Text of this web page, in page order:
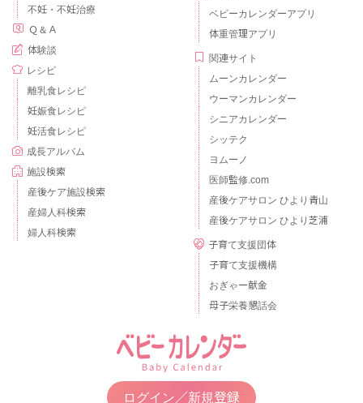
不妊・不妊治療
Ｑ＆Ａ
体験談
レシピ
離乳食レシピ
妊娠食レシピ
妊活食レシピ
成長アルバム
施設検索
産後ケア施設検索
産婦人科検索
婦人科検索
ベビーカレンダーアプリ
体重管理アプリ
関連サイト
ムーンカレンダー
ウーマンカレンダー
シニアカレンダー
シッテク
ヨムーノ
医師監修.com
産後ケアサロン ひより青山
産後ケアサロン ひより芝浦
子育て支援団体
子育て支援機構
おぎゃー献金
母子栄養懇話会
ログイン／新規登録